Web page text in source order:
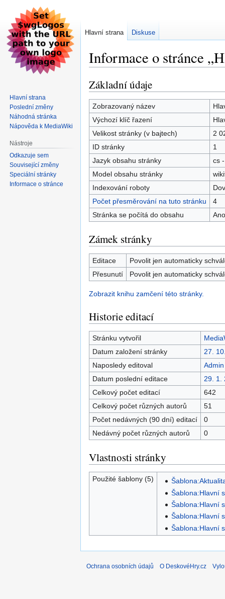
Informace o stránce
Skočit
na
navigaci
Skočit
na
vyhledávání
Základní údaje
Zobrazovaný název
Výchozí klíč řazení
Velikost stránky (v bajtech)
2
ID stránky
1
Jazyk obsahu stránky
cs
Model obsahu stránky
Indexování roboty
Počet přesměrování na tuto stránku
4
Stránka se počítá do obsahu
Ano
Zámek stránky
Editace
Povolit jen automaticky
Přesunutí
Povolit jen automaticky
Zobrazit knihu zamčení této stránky.
Historie editací
Stránku vytvořil
Datum založení stránky
27.
Naposledy editoval
Admin
Datum poslední editace
29. 1.
Celkový počet editací
642
Celkový počet různých autorů
51
Počet nedávných (90 dní) editací
0
Nedávný počet různých autorů
0
Vlastnosti stránky
Použité šablony (5)
Šablona:Hlavní
Šablona:Hlavní
Šablona:Hlavní
Šablona:Hlavní
Hlavní strana Diskuse
Hlavní strana
Poslední změny
Náhodná stránka
Nápověda k MediaWiki
Nástroje
Odkazuje sem
Související změny
Speciální stránky
Informace o stránce
Ochrana osobních údajů O DeskovéHry.cz